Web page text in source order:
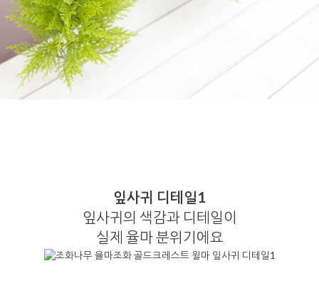
잎사귀 디테일1
잎사귀의 색감과 디테일이
실제 율마 분위기에요